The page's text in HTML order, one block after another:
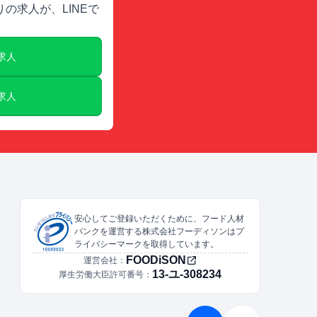
の求人が、LINEで
人
人
安心してご登録いただくために、フード人材
バンクを運営する株式会社フーディソンはプ
ライバシーマークを取得しています。
運営会社： FOODiSON
厚生労働大臣許可番号： 13-ユ-308234